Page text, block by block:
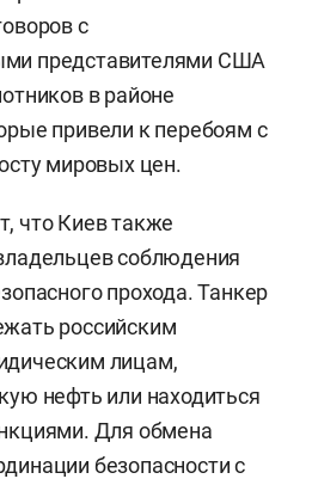
с
представителями США
в районе
привели к перебоям с
мировых цен.
что Киев также
соблюдения
прохода. Танкер
российским
лицам,
нефть или находиться
Для обмена
безопасности с